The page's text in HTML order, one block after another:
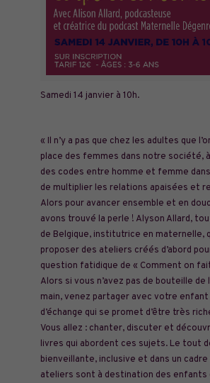
Samedi 14 janvier à 10h.
« Il n’y a pas que chez les adultes que
place des femmes dans notre société,
des codes entre homme et femme
de multiplier les relations apaisées et
Alors pour avancer ensemble et en
avons trouvé la perle ! Alyson Allard,
de Belgique, institutrice en maternelle,
proposer des ateliers créés d’abord
question fatidique de « Comment on
Alors si vous n’avez pas de bouteille
main, venez partager avec votre
d’échange qui se promet d’être très
Vous allez : chanter, discuter et
livres qui abordent ces sujets. Le tout
bienveillante, inclusive et dans un
ateliers sont à destination des enfants